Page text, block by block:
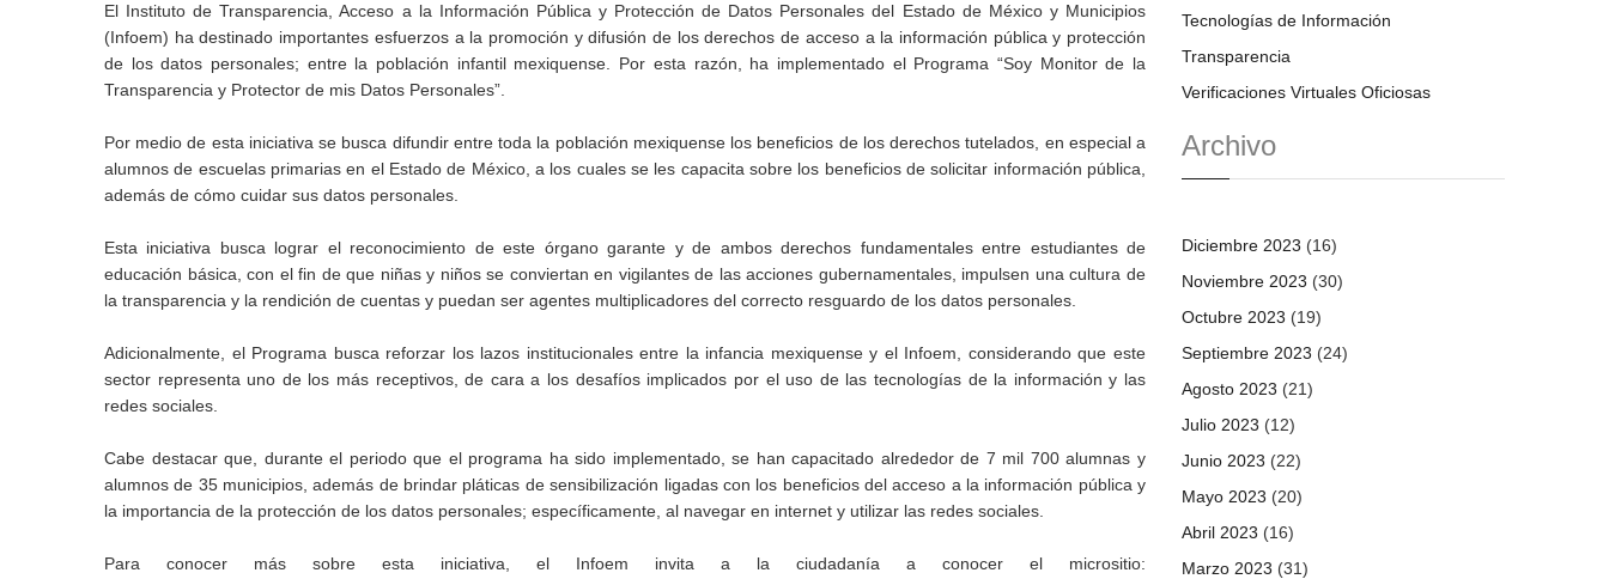
El Instituto de Transparencia, Acceso a la Información Pública y Protección de Datos Personales del Estado de México y Municipios
(Infoem) ha destinado importantes esfuerzos a la promoción y difusión de los derechos de acceso a la información pública y protección
de los datos personales; entre la población infantil mexiquense. Por esta razón, ha implementado el Programa “Soy Monitor de la
Transparencia y Protector de mis Datos Personales”.
Por medio de esta iniciativa se busca difundir entre toda la población mexiquense los beneficios de los derechos tutelados, en especial a
alumnos de escuelas primarias en el Estado de México, a los cuales se les capacita sobre los beneficios de solicitar información pública,
además de cómo cuidar sus datos personales.
Esta iniciativa busca lograr el reconocimiento de este órgano garante y de ambos derechos fundamentales entre estudiantes de
educación básica, con el fin de que niñas y niños se conviertan en vigilantes de las acciones gubernamentales, impulsen una cultura de
la transparencia y la rendición de cuentas y puedan ser agentes multiplicadores del correcto resguardo de los datos personales.
Adicionalmente, el Programa busca reforzar los lazos institucionales entre la infancia mexiquense y el Infoem, considerando que este
sector representa uno de los más receptivos, de cara a los desafíos implicados por el uso de las tecnologías de la información y las
redes sociales.
Cabe destacar que, durante el periodo que el programa ha sido implementado, se han capacitado alrededor de 7 mil 700 alumnas y
alumnos de 35 municipios, además de brindar pláticas de sensibilización ligadas con los beneficios del acceso a la información pública y
la importancia de la protección de los datos personales; específicamente, al navegar en internet y utilizar las redes sociales.
Para conocer más sobre esta iniciativa, el Infoem invita a la ciudadanía a conocer el micrositio:
Tecnologías de Información
Transparencia
Verificaciones Virtuales Oficiosas
Archivo
Diciembre 2023 (16)
Noviembre 2023 (30)
Octubre 2023 (19)
Septiembre 2023 (24)
Agosto 2023 (21)
Julio 2023 (12)
Junio 2023 (22)
Mayo 2023 (20)
Abril 2023 (16)
Marzo 2023 (31)